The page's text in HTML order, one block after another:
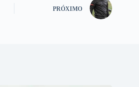
PRÓXIMO